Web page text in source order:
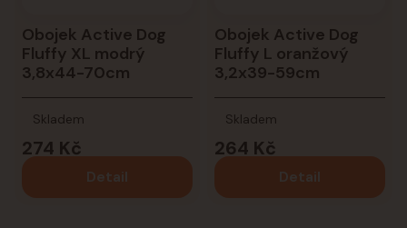
Obojek Active Dog
Fluffy XL modrý
3,8x44-70cm
274 Kč
Skladem
Detail
Obojek Active Dog
Fluffy L oranžový
3,2x39-59cm
264 Kč
Skladem
Detail